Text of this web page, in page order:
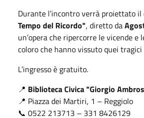
Durante l’incontro verrà proiettato
Tempo del Ricordo", diretto da
un’opera che ripercorre le vicende e
coloro che hanno vissuto quei
L’ingresso è gratuito.
📍 Biblioteca Civica "Giorgio
📍 Piazza dei Martiri, 1 – Reggiolo
📞 0522 213713 – 331 8426129